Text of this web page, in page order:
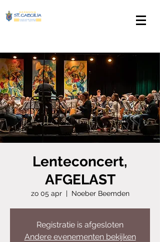
Lenteconcert,
AFGELAST
zo 05 apr
  |
Noeber Beemden
Registratie is afgesloten
Andere evenementen bekijken